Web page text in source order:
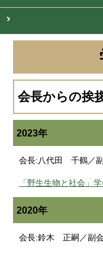
会長からの挨
2023年
会長:八代田 千鶴／
「野生生物と社会」
2020年
会長:鈴木 正嗣／副